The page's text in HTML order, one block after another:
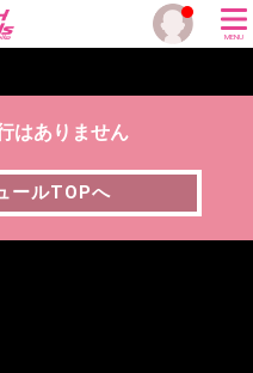
MENU
はありません
ールTOPへ
ールTOPへ